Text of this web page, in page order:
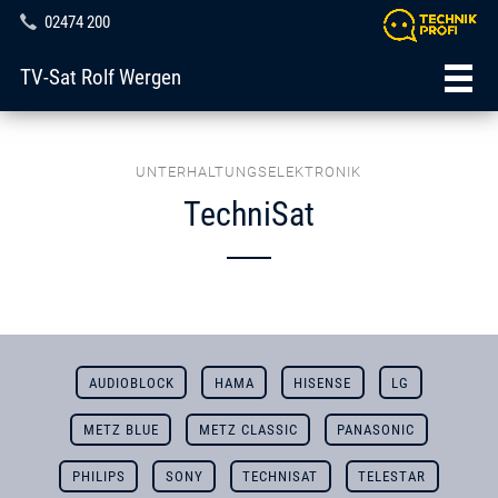
02474 200
TV-Sat Rolf Wergen
UNTERHALTUNGSELEKTRONIK
TechniSat
AUDIOBLOCK HAMA HISENSE LG
METZ BLUE METZ CLASSIC PANASONIC
PHILIPS SONY TECHNISAT TELESTAR